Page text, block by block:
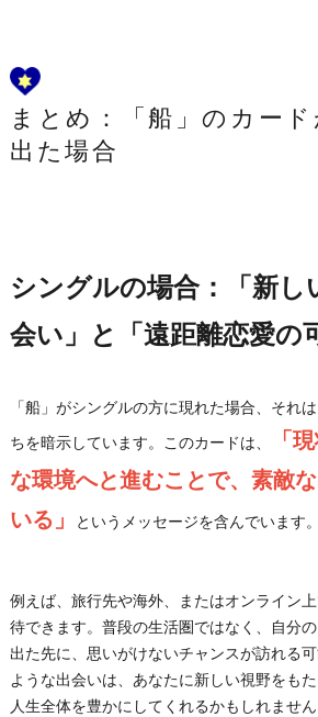
まとめ：「船」のカー
出た場合
シングルの場合：「新し
会い」と「遠距離恋愛の
「船」がシングルの方に現れた場合、それ
ちを暗示しています。このカードは、
「
な環境へと進むことで、素敵
いる」
というメッセージを含んでいます。
例えば、旅行先や海外、またはオンライン
待できます。普段の生活圏ではなく、自分
出た先に、思いがけないチャンスが訪れる
ような出会いは、あなたに新しい視野をも
人生全体を豊かにしてくれるかもしれません